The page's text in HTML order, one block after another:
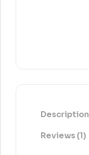
Description
Reviews (1)